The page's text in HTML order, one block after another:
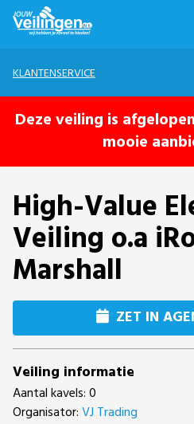
KLANTENSERVICE
Deze veiling is
mooie
High-Value
Veiling o.a
Marshall
ZET IN
Veiling informatie
Aantal kavels: 0
Organisator:VJ Trading